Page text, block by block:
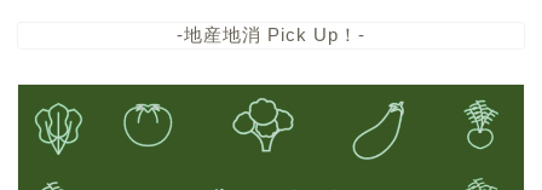
-地産地消 Pick Up！-